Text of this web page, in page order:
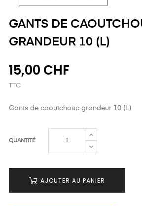
GANTS DE
GRANDEUR 10 (L)
15,00 CHF
TTC
Gants de caoutchouc grandeur 10 (L)
QUANTITÉ
AJOUTER AU PANIER